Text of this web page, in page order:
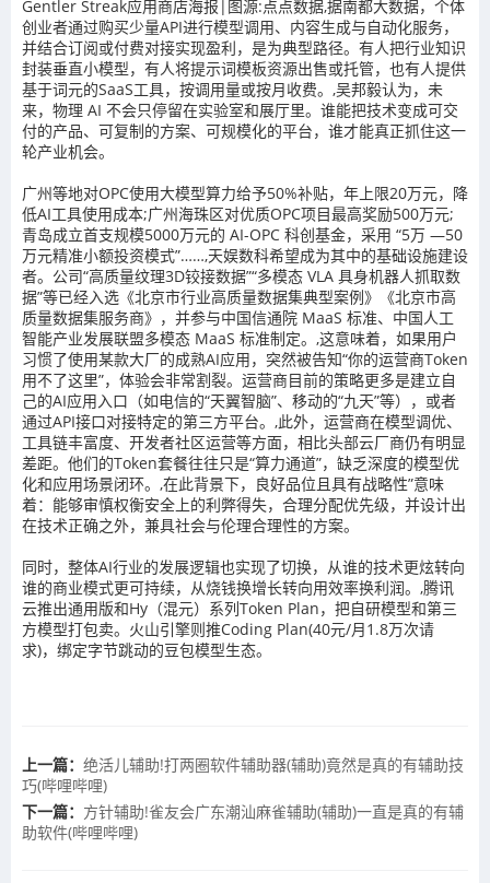
Gentler Streak应用商店海报|图源:点点数据,据南都大数据，个体
创业者通过购买少量API进行模型调用、内容生成与自动化服务，
并结合订阅或付费对接实现盈利，是为典型路径。有人把行业知识
封装垂直小模型，有人将提示词模板资源出售或托管，也有人提供
基于词元的SaaS工具，按调用量或按月收费。,吴邦毅认为，未
来，物理 AI 不会只停留在实验室和展厅里。谁能把技术变成可交
付的产品、可复制的方案、可规模化的平台，谁才能真正抓住这一
轮产业机会。
广州等地对OPC使用大模型算力给予50%补贴，年上限20万元，降
低AI工具使用成本;广州海珠区对优质OPC项目最高奖励500万元;
青岛成立首支规模5000万元的 AI-OPC 科创基金，采用 “5万 —50
万元精准小额投资模式”……,天娱数科希望成为其中的基础设施建设
者。公司“高质量纹理3D铰接数据”“多模态 VLA 具身机器人抓取数
据”等已经入选《北京市行业高质量数据集典型案例》《北京市高
质量数据集服务商》，并参与中国信通院 MaaS 标准、中国人工
智能产业发展联盟多模态 MaaS 标准制定。,这意味着，如果用户
习惯了使用某款大厂的成熟AI应用，突然被告知“你的运营商Token
用不了这里”，体验会非常割裂。运营商目前的策略更多是建立自
己的AI应用入口（如电信的“天翼智脑”、移动的“九天”等），或者
通过API接口对接特定的第三方平台。,此外，运营商在模型调优、
工具链丰富度、开发者社区运营等方面，相比头部云厂商仍有明显
差距。他们的Token套餐往往只是“算力通道”，缺乏深度的模型优
化和应用场景闭环。,在此背景下，良好品位且具有战略性”意味
着：能够审慎权衡安全上的利弊得失，合理分配优先级，并设计出
在技术正确之外，兼具社会与伦理合理性的方案。
同时，整体AI行业的发展逻辑也实现了切换，从谁的技术更炫转向
谁的商业模式更可持续，从烧钱换增长转向用效率换利润。,腾讯
云推出通用版和Hy（混元）系列Token Plan，把自研模型和第三
方模型打包卖。火山引擎则推Coding Plan(40元/月1.8万次请
求)，绑定字节跳动的豆包模型生态。
上一篇： 绝活儿辅助!打两圈软件辅助器(辅助)竟然是真的有辅助技
巧(哔哩哔哩)
下一篇： 方针辅助!雀友会广东潮汕麻雀辅助(辅助)一直是真的有辅
助软件(哔哩哔哩)